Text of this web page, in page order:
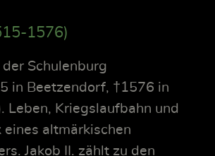
1576)
der Schulenburg
in Beetzendorf, †1576 in
Leben, Kriegslaufbahn und
eines altmärkischen
Jakob II. zählt zu den